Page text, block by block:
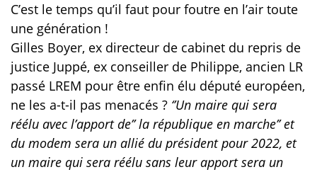
C’est le temps qu’il faut pour foutre en l’air toute
une génération !
Gilles Boyer, ex directeur de cabinet du repris de
justice Juppé, ex conseiller de Philippe, ancien LR
passé LREM pour être enfin élu député européen,
ne les a-t-il pas menacés ? ‘’Un maire qui sera
réélu avec l’apport de’’ la république en marche’’ et
du modem sera un allié du président pour 2022, et
un maire qui sera réélu sans leur apport sera un